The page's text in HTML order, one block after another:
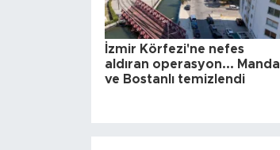
İzmir Körfezi'ne nefes
aldıran operasyon... Manda
ve Bostanlı temizlendi